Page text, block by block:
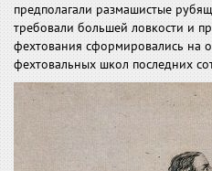
предполагали размашистые
требовали большей ловкости и
фехтования сформировались на
фехтовальных школ последних